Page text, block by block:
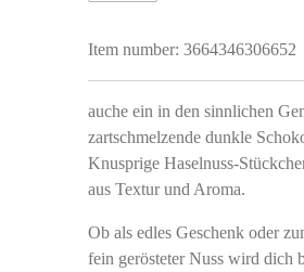
Item number: 3664346306652
auche ein in den sinnlichen
zartschmelzende dunkle
Knusprige Haselnuss-
aus Textur und Aroma.
Ob als edles Geschenk oder
fein gerösteter Nuss wird dich